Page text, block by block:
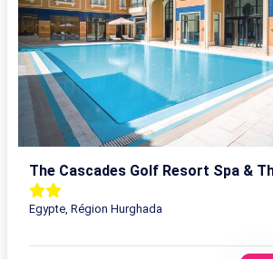
The Cascades Golf Resort Spa &
Egypte, Région Hurghada